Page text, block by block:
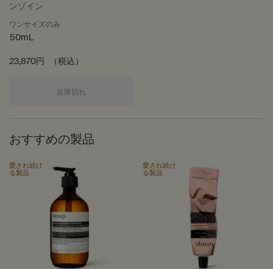
ンゾイン
ワンサイズのみ
50mL
23,870円 （税込）
在庫切れ
おすすめの製品
愛され続け
る製品
愛され続け
る製品